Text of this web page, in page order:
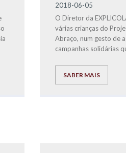
2018-06-05
O Diretor da
várias crianças do
Abraço, num gesto de
campanhas solidárias
residentes no Bairro
SABER MAIS